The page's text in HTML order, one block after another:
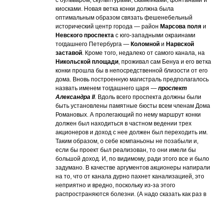
киосками. Новая ветка конки должна была
оптимальным образом связать фешенебельный
исторический центр города — районМарсова поля и
Невского проспекта с юго-западными окраинами
тогдашнего Петербурга —Коломной иНарвской
заставой . Кроме того, недалеко от самого канала, на
Никольской площади , проживал сам Бенуа и его ветка
конки прошла бы в непосредственной близости от его
дома. Вновь построенную магистраль предполагалось
назвать именем тогдашнего царя —проспект
Александра II. Вдоль всего проспекта должны были
быть установлены памятные бюсты всем членам Дома
Романовых. А пролегающий по нему маршрут конки
должен был находиться в частном ведении трех
акционеров и доход с нее должен был переходить им.
Таким образом, о себе компаньоны не позабыли и,
если бы проект был реализован, то они имели бы
большой доход. И, по видимому, ради этого все и было
задумано. В качестве аргументов акционеры напирали
на то, что от канала дурно пахнет канализацией, это
неприятно и вредно, поскольку из-за этого
распространяются болезни. (А надо сказать как раз в